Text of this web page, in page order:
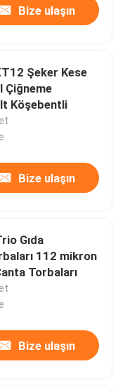
Bize ulaşın
Şeker Kese
Çiğneme
Köşebentli
Bize ulaşın
Gıda
112 mikron
Torbaları
Bize ulaşın